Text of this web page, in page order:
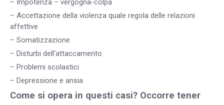
– Impotenza – vergogna-colpa
– Accettazione della violenza quale regola delle relazioni
affettive
– Somatizzazione
– Disturbi dell’attaccamento
– Problemi scolastici
– Depressione e ansia
Come si opera in questi casi? Occorre tener